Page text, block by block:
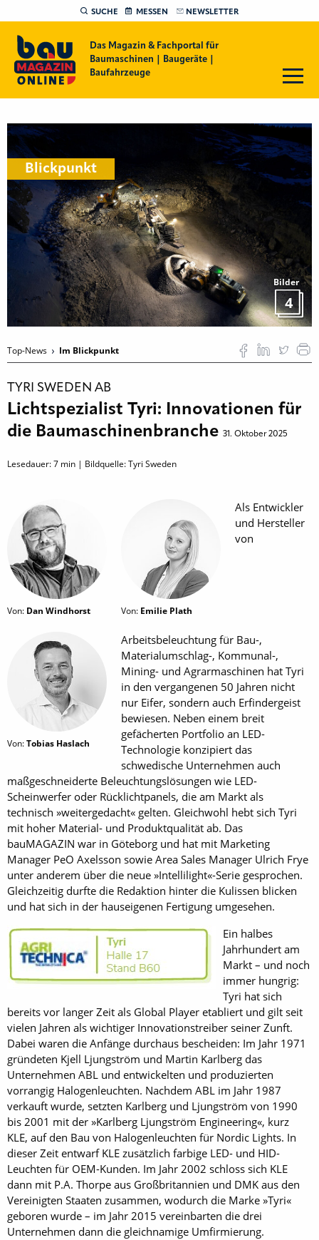
SUCHE MESSEN NEWSLETTER
Das Magazin & Fachportal für
Baumaschinen | Baugeräte |
Baufahrzeuge
Bilder
4
Blickpunkt
Top-News Im Blickpunkt
TYRI SWEDEN AB
Lichtspezialist Tyri: Innovationen für
die Baumaschinenbranche 31. Oktober 2025
Lesedauer:7 min | Bildquelle: Tyri Sweden
Von: Dan Windhorst Von: Emilie Plath
Von:Tobias Haslach
Als Entwickler
und Hersteller
von
Arbeitsbeleuchtung für Bau-,
Materialumschlag-, Kommunal-,
Mining- und Agrarmaschinen hat Tyri
in den vergangenen 50 Jahren nicht
nur Eifer, sondern auch Erfindergeist
bewiesen. Neben einem breit
gefächerten Portfolio an LED-
Technologie konzipiert das
schwedische Unternehmen auch
maßgeschneiderte Beleuchtungslösungen wie LED-
Scheinwerfer oder Rücklichtpanels, die am Markt als
technisch »weitergedacht« gelten. Gleichwohl hebt sich Tyri
mit hoher Material- und Produktqualität ab. Das
bauMAGAZIN war in Göteborg und hat mit Marketing
Manager PeO Axelsson sowie Area Sales Manager Ulrich Frye
unter anderem über die neue »Intellilight«-Serie gesprochen.
Gleichzeitig durfte die Redaktion hinter die Kulissen blicken
und hat sich in der hauseigenen Fertigung umgesehen.
Ein halbes
Jahrhundert am
Markt – und noch
immer hungrig:
Tyri hat sich
bereits vor langer Zeit als Global Player etabliert und gilt seit
vielen Jahren als wichtiger Innovationstreiber seiner Zunft.
Dabei waren die Anfänge durchaus bescheiden: Im Jahr 1971
gründeten Kjell Ljungström und Martin Karlberg das
Unternehmen ABL und entwickelten und produzierten
vorrangig Halogenleuchten. Nachdem ABL im Jahr 1987
verkauft wurde, setzten Karlberg und Ljungström von 1990
bis 2001 mit der »Karlberg Ljungström Engineering«, kurz
KLE, auf den Bau von Halogenleuchten für Nordic Lights. In
dieser Zeit entwarf KLE zusätzlich farbige LED- und HID-
Leuchten für OEM-Kunden. Im Jahr 2002 schloss sich KLE
dann mit P.A. Thorpe aus Großbritannien und DMK aus den
Vereinigten Staaten zusammen, wodurch die Marke »Tyri«
geboren wurde – im Jahr 2015 vereinbarten die drei
Unternehmen dann die gleichnamige Umfirmierung.